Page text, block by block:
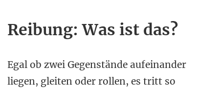
Reibung: Was ist das?
Egal ob zwei Gegenstände aufeinander
liegen, gleiten oder rollen, es tritt so